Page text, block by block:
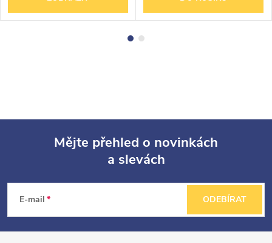
p
Mějte přehled o novinkách
a slevách
E-mail ODEBÍRAT